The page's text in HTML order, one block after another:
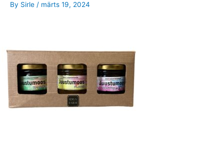
By Sirle / märts 19, 2024